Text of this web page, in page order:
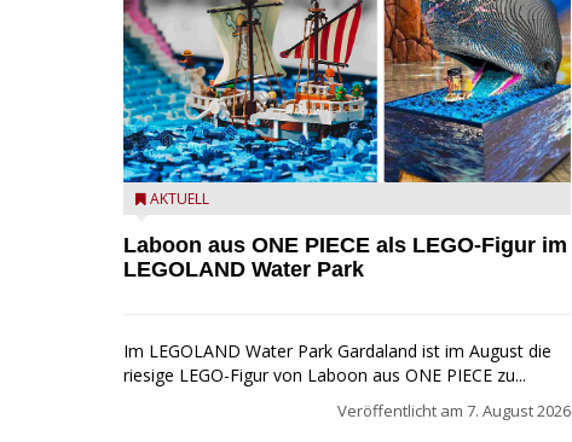
Laboon aus ONE PIECE als LEGO-Figur im LEGOLAND
AKTUELL
Laboon aus ONE PIECE als LEGO-Figur im
LEGOLAND Water Park
Im LEGOLAND Water Park Gardaland ist im August die
riesige LEGO-Figur von Laboon aus ONE PIECE zu...
Veröffentlicht am 7. August 2026